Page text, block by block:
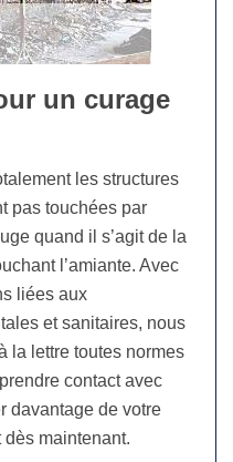
un curage
les structures
pas touchées par
quand il s’agit de la
l’amiante. Avec
liées aux
et sanitaires, nous
la lettre toutes normes
contact avec
davantage de votre
maintenant.